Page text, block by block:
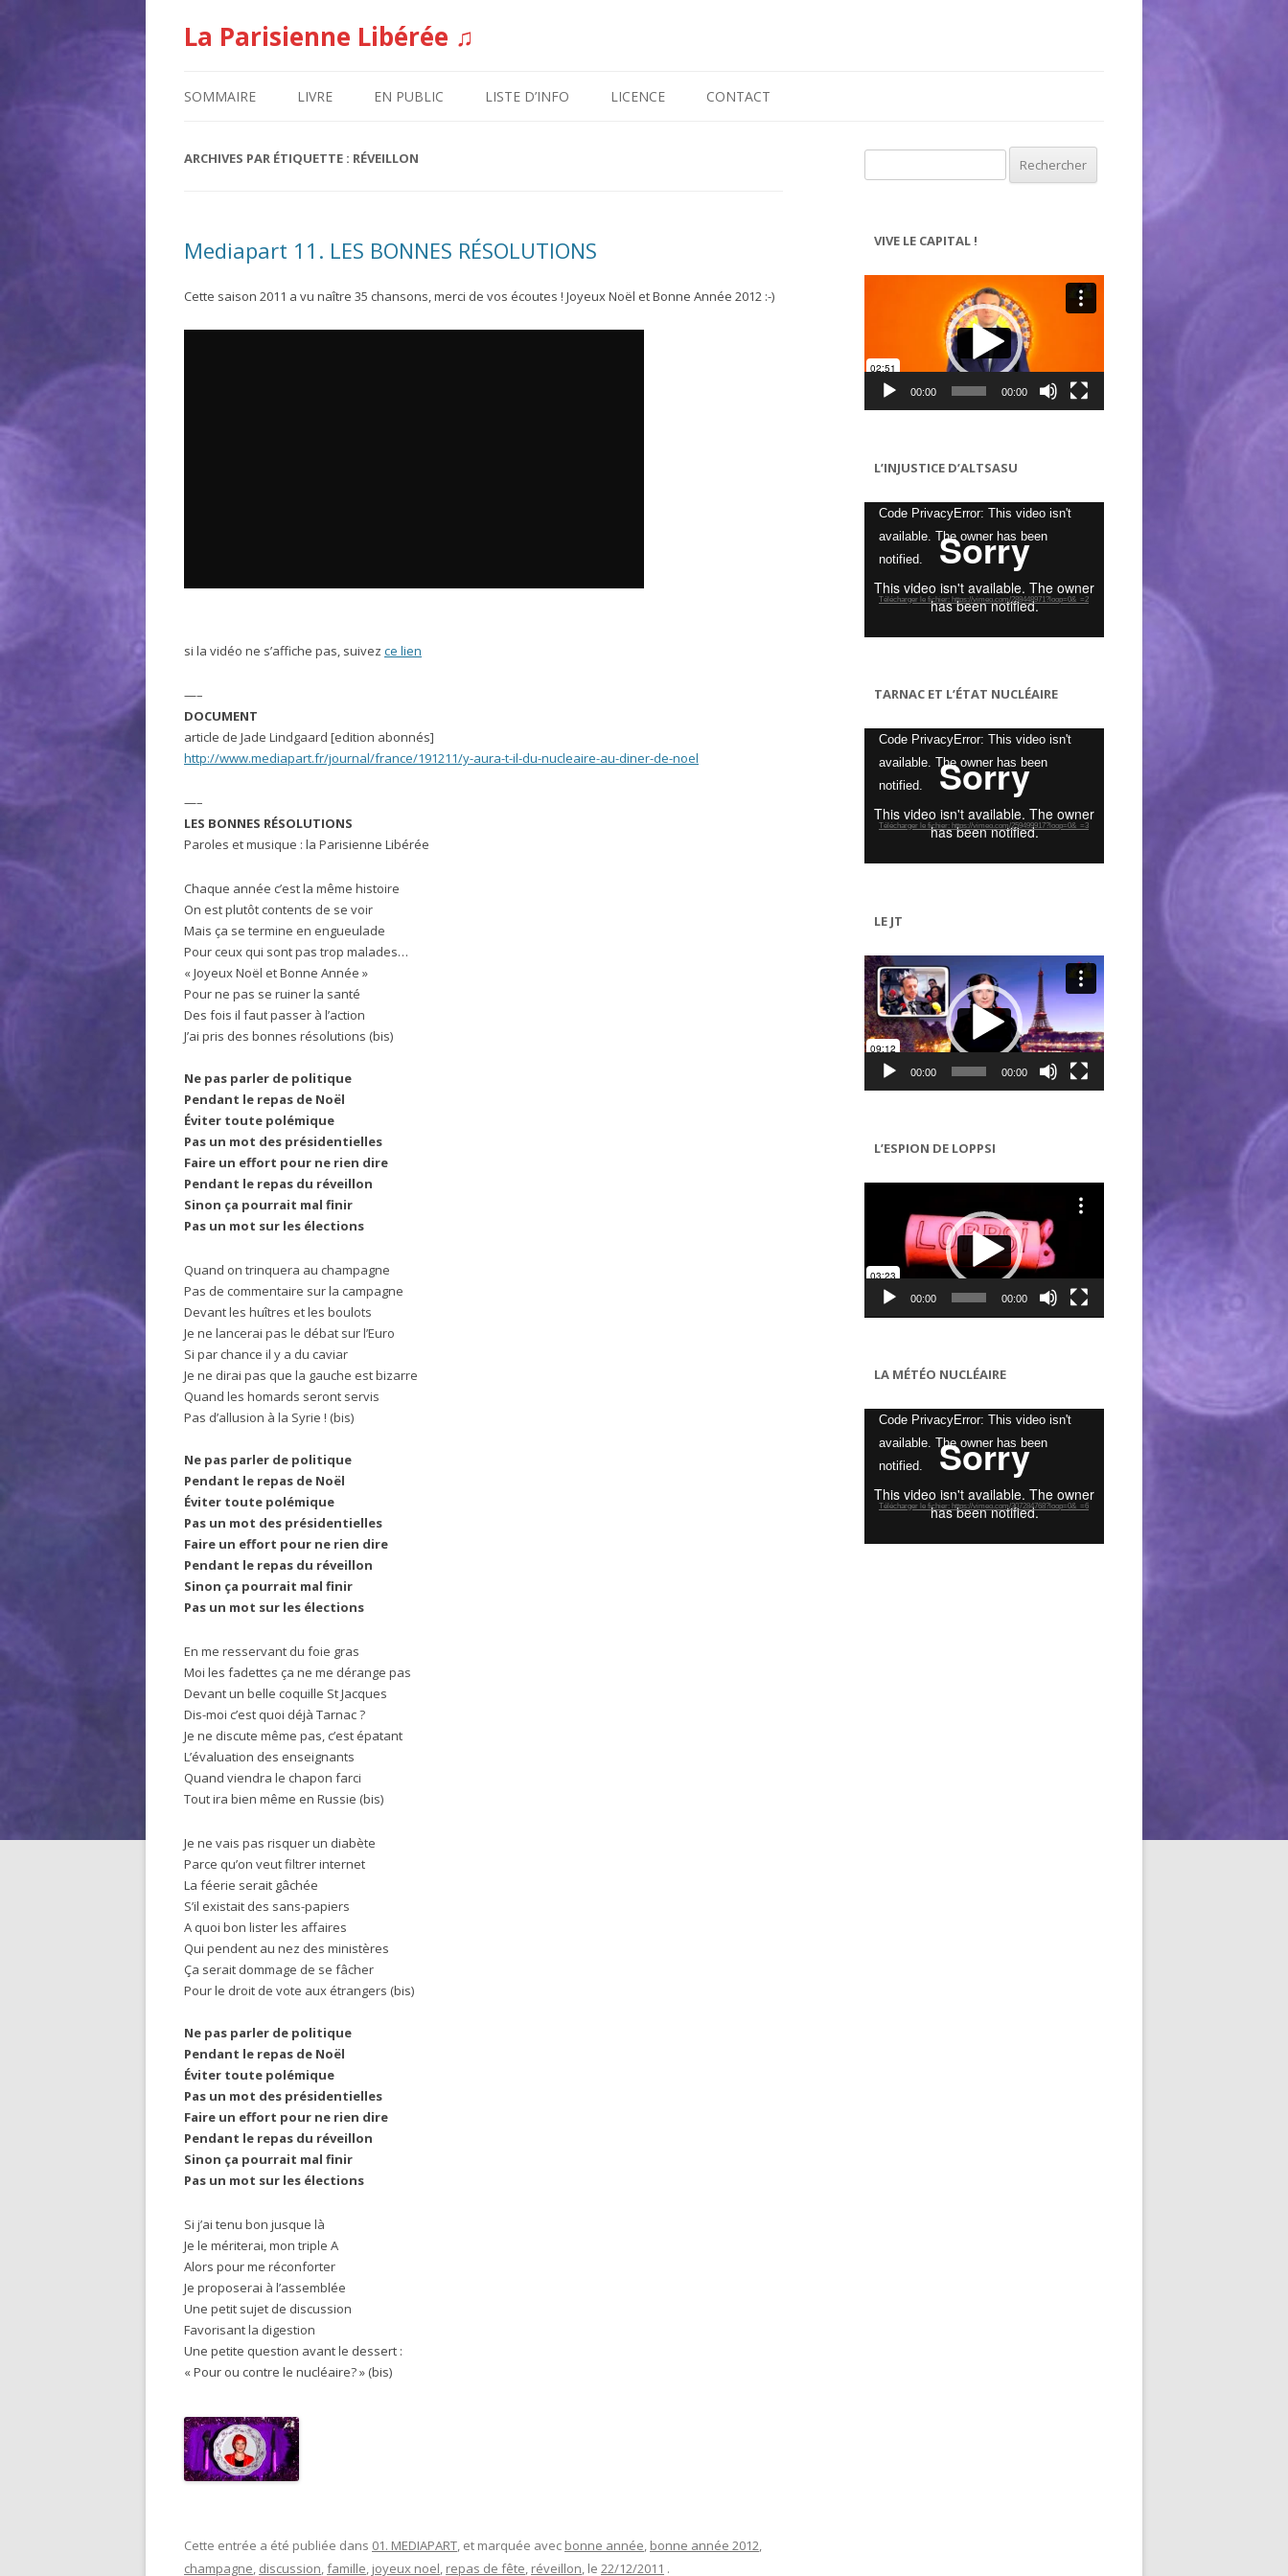
La Parisienne Libérée ♫
SOMMAIRE LIVRE EN PUBLIC LISTE D’INFO LICENCE CONTACT
ARCHIVES PAR ÉTIQUETTE : RÉVEILLON
Mediapart 11. LES BONNES RÉSOLUTIONS
Cette saison 2011 a vu naître 35 chansons, merci de vos écoutes ! Joyeux Noël et Bonne Année 2012 :-)
si la vidéo ne s’affiche pas, suivez ce lien
—–
DOCUMENT
article de Jade Lindgaard [edition abonnés]
http://www.mediapart.fr/journal/france/191211/y-aura-t-il-du-nucleaire-au-diner-de-noel
—–
LES BONNES RÉSOLUTIONS
Paroles et musique : la Parisienne Libérée
Chaque année c’est la même histoire
On est plutôt contents de se voir
Mais ça se termine en engueulade
Pour ceux qui sont pas trop malades…
« Joyeux Noël et Bonne Année »
Pour ne pas se ruiner la santé
Des fois il faut passer à l’action
J’ai pris des bonnes résolutions (bis)
Ne pas parler de politique
Pendant le repas de Noël
Éviter toute polémique
Pas un mot des présidentielles
Faire un effort pour ne rien dire
Pendant le repas du réveillon
Sinon ça pourrait mal finir
Pas un mot sur les élections
Quand on trinquera au champagne
Pas de commentaire sur la campagne
Devant les huîtres et les boulots
Je ne lancerai pas le débat sur l’Euro
Si par chance il y a du caviar
Je ne dirai pas que la gauche est bizarre
Quand les homards seront servis
Pas d’allusion à la Syrie ! (bis)
Ne pas parler de politique
Pendant le repas de Noël
Éviter toute polémique
Pas un mot des présidentielles
Faire un effort pour ne rien dire
Pendant le repas du réveillon
Sinon ça pourrait mal finir
Pas un mot sur les élections
En me resservant du foie gras
Moi les fadettes ça ne me dérange pas
Devant un belle coquille St Jacques
Dis-moi c’est quoi déjà Tarnac ?
Je ne discute même pas, c’est épatant
L’évaluation des enseignants
Quand viendra le chapon farci
Tout ira bien même en Russie (bis)
Je ne vais pas risquer un diabète
Parce qu’on veut filtrer internet
La féerie serait gâchée
S’il existait des sans-papiers
A quoi bon lister les affaires
Qui pendent au nez des ministères
Ça serait dommage de se fâcher
Pour le droit de vote aux étrangers (bis)
Ne pas parler de politique
Pendant le repas de Noël
Éviter toute polémique
Pas un mot des présidentielles
Faire un effort pour ne rien dire
Pendant le repas du réveillon
Sinon ça pourrait mal finir
Pas un mot sur les élections
Si j’ai tenu bon jusque là
Je le mériterai, mon triple A
Alors pour me réconforter
Je proposerai à l’assemblée
Une petit sujet de discussion
Favorisant la digestion
Une petite question avant le dessert :
« Pour ou contre le nucléaire? » (bis)
Cette entrée a été publiée dans 01. MEDIAPART, et marquée avec bonne année, bonne année 2012,
champagne, discussion,famille, joyeux noel, repas de fête, réveillon, le 22/12/2011 .
VIVE LE CAPITAL !
Lecteur
00:00 00:00
L’INJUSTICE D’ALTSASU
Lecteur
vidéo
Code PrivacyError: This video isn't
available. The owner has been
notified.
Télécharger le fichier: https://vimeo.com/288448971?loop=0&_=2
TARNAC ET L’ÉTAT NUCLÉAIRE
Lecteur
vidéo
Code PrivacyError: This video isn't
available. The owner has been
notified.
Télécharger le fichier: https://vimeo.com/259499917?loop=0&_=3
LE JT
Lecteur
vidéo
00:00 00:00
L’ESPION DE LOPPSI
Lecteur
00:00 00:00
LA MÉTÉO NUCLÉAIRE
Lecteur
vidéo
Code PrivacyError: This video isn't
available. The owner has been
notified.
Télécharger le fichier: https://vimeo.com/307284768?loop=0&_=6